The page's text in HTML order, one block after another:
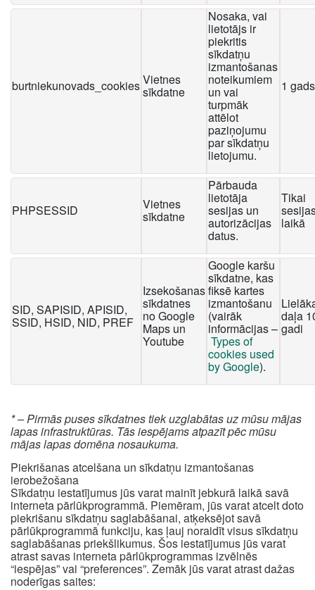
burtniekunovads_cookiesVietnes
sīkdatne
Nosaka, vai
lietotājs ir
piekritis
sīkdatņu
izmantošanas
noteikumiem
un vai
turpmāk
attēlot
paziņojumu
par sīkdatņu
lietojumu.
1 gads
PHPSESSID Vietnes
sīkdatne
Pārbauda
lietotāja
sesijas un
autorizācijas
datus.
Tikai
laikā
SID, SAPISID, APISID,
SSID, HSID, NID, PREF
Izsekošanas
sīkdatnes
no Google
Maps un
Youtube
Google karšu
sīkdatne, kas
fiksē kartes
izmantošanu
(vairāk
informācijas –
Types of
cookies used
by Google).
daļa
gadi
* – Pirmās puses sīkdatnes tiek uzglabātas uz mūsu mājas
lapas infrastruktūras. Tās iespējams atpazīt pēc mūsu
mājas lapas domēna nosaukuma.
Piekrišanas atcelšana un sīkdatņu izmantošanas
ierobežošana
Sīkdatņu iestatījumus jūs varat mainīt jebkurā laikā savā
interneta pārlūkprogrammā. Piemēram, jūs varat atcelt doto
piekrišanu sīkdatņu saglabāšanai, atķeksējot savā
pārlūkprogrammā funkciju, kas ļauj noraidīt visus sīkdatņu
saglabāšanas priekšlikumus. Šos iestatījumus jūs varat
atrast savas interneta pārlūkprogrammas izvēlnēs
“iespējas” vai “preferences”. Zemāk jūs varat atrast dažas
noderīgas saites: